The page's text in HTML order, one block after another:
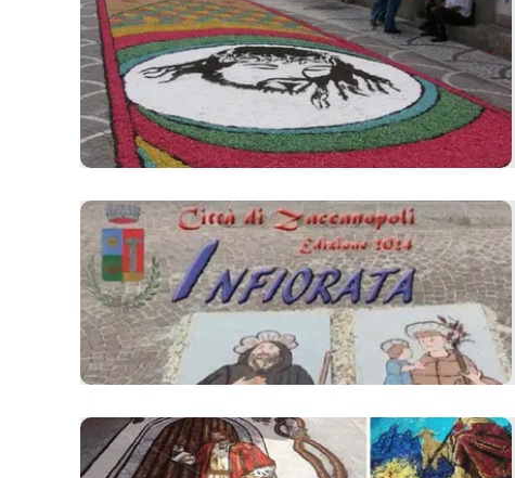
cosenzachannel.it
ilvibonese.it
catanzarochannel.it
lacapitalenews.it